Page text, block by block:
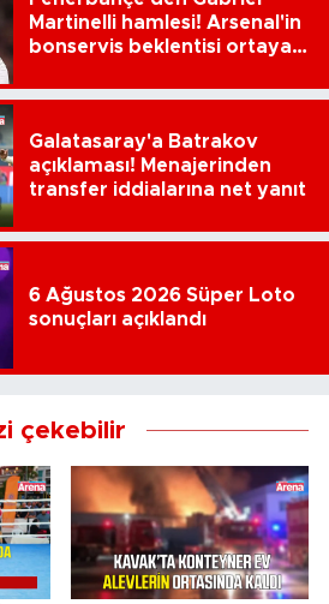
Martinelli hamlesi! Arsenal'in
bonservis beklentisi ortaya
Galatasaray'a Batrakov
açıklaması! Menajerinden
transfer iddialarına net yanıt
6 Ağustos 2026 Süper Loto
sonuçları açıklandı
çekebilir